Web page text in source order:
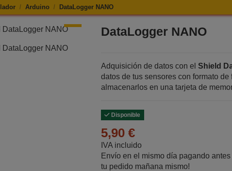
Arduino DataLogger NANO
DataLogger NANO DataLogger NANO
Adquisición de datos con el Shield
datos de tus sensores con formato de
almacenarlos en una tarjeta de
Disponible
5,90 €
IVA incluido
Envío en el mismo día pagando
tu pedido mañana mismo!